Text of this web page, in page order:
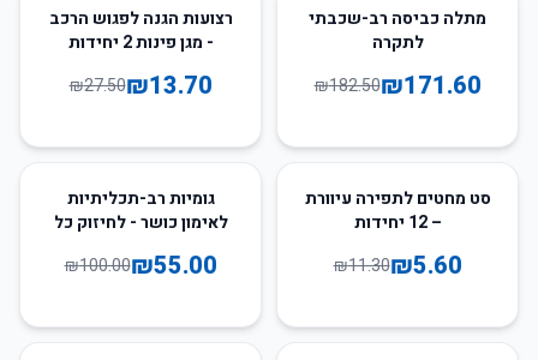
6
מתלה כביסה רב-שכבתי
לתקרה
₪171.60
₪182.50
50%רצועות הגנה לפגוש הרכב
- מגן פינות 2 יחידות
₪13.70
₪27.50
50%סט מחטים לתפירה עיוורת
– 12 יחידות
₪5.60
₪11.30
גומיות רב-תכליתיות
לאימון כושר - לחיזוק כל
₪55.00
₪100.00